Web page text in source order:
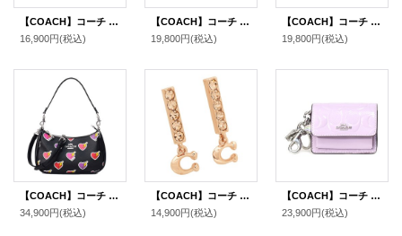
【COACH】コーチ コーティングキャンバス スムースレザー ヴィンテージ デイジー 花柄 フラワー フローラル スクリプト プリント ミニ カメラバッグ クロスボディ ショルダーバッグ ピンクマルチカラー（日本未発売）
16,900円(税込)
【COACH】コーチ ブレスレット パール ストーン ハート ムーン イチゴ リボン ロゴ チャーム ブレスレット アクセサリー マルチカラー〔日本未発売〕
19,800円(税込)
【COACH】コーチ コインケース パテントレザー シグネチャー 型押し ハート チャーム チェーン ジップ カードケース カードポーチ 定期入れ 名刺入れ 小銭入れ チャーク（日本未発売）
19,800円(税込)
【COACH】コーチ バッグ ハートボルト PVC レザー テリ ロゴ 2way クロスボディ 斜め掛け ショルダー ハンドバッグ ブラックマルチ（日本未発売）
34,900円(税込)
【COACH】コーチ ゴールドプレーテッドブラス パヴェ C ロゴ チャーム ラインストーン バー スタッド ピアス イアリング ローズゴールド〔日本未発売〕
14,900円(税込)
【COACH】コーチ キーホルダー パテントレザー シグネチャー ミニ クレアバッグ ハート チャーム ポーチ 小物入れ キーホルダー バッグチャーム コインケース ライトバイオレット（日本未発売）
23,900円(税込)